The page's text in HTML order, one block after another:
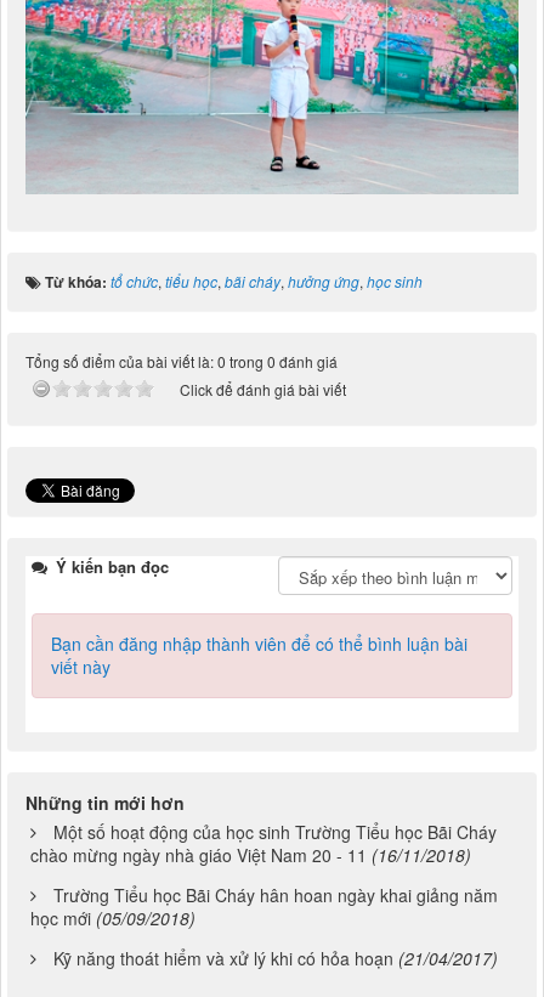
Từ khóa: tổ chức, tiểu học, bãi cháy, hưởng ứng, học sinh
Tổng số điểm của bài viết là: 0 trong 0 đánh giá
Click để đánh giá bài viết
Ý kiến bạn đọc
Bạn cần đăng nhập thành viên để có thể bình luận bài
viết này
Những tin mới hơn
Một số hoạt động của học sinh Trường Tiểu học Bãi Cháy
chào mừng ngày nhà giáo Việt Nam 20 - 11 (16/11/2018)
Trường Tiểu học Bãi Cháy hân hoan ngày khai giảng năm
học mới (05/09/2018)
Kỹ năng thoát hiểm và xử lý khi có hỏa hoạn (21/04/2017)